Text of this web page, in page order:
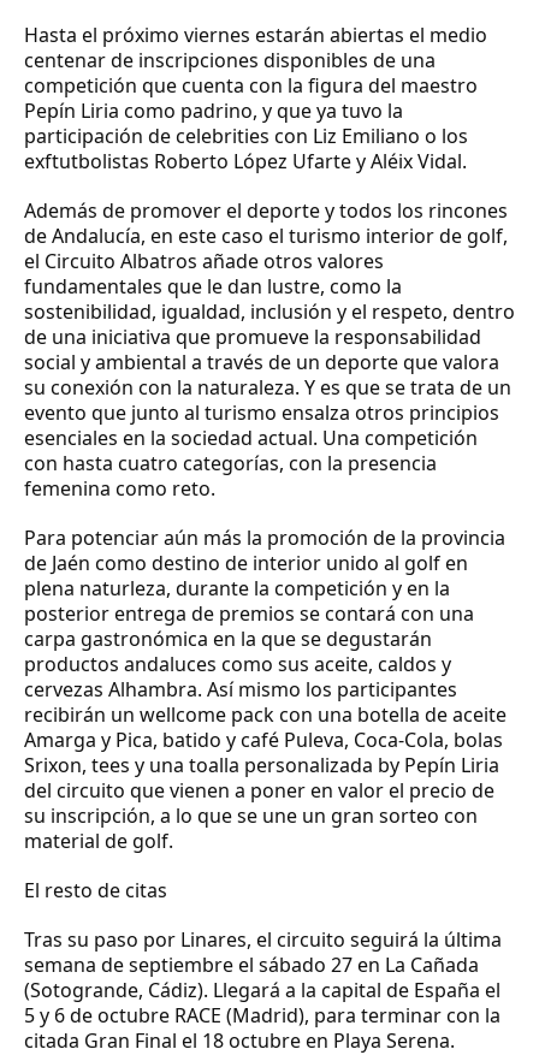
Hasta el próximo viernes estarán abiertas el medio
centenar de inscripciones disponibles de una
competición que cuenta con la figura del maestro
Pepín Liria como padrino, y que ya tuvo la
participación de celebrities con Liz Emiliano o los
exftutbolistas Roberto López Ufarte y Aléix Vidal.
Además de promover el deporte y todos los rincones
de Andalucía, en este caso el turismo interior de golf,
el Circuito Albatros añade otros valores
fundamentales que le dan lustre, como la
sostenibilidad, igualdad, inclusión y el respeto, dentro
de una iniciativa que promueve la responsabilidad
social y ambiental a través de un deporte que valora
su conexión con la naturaleza. Y es que se trata de un
evento que junto al turismo ensalza otros principios
esenciales en la sociedad actual. Una competición
con hasta cuatro categorías, con la presencia
femenina como reto.
Para potenciar aún más la promoción de la provincia
de Jaén como destino de interior unido al golf en
plena naturleza, durante la competición y en la
posterior entrega de premios se contará con una
carpa gastronómica en la que se degustarán
productos andaluces como sus aceite, caldos y
cervezas Alhambra. Así mismo los participantes
recibirán un wellcome pack con una botella de aceite
Amarga y Pica, batido y café Puleva, Coca-Cola, bolas
Srixon, tees y una toalla personalizada by Pepín Liria
del circuito que vienen a poner en valor el precio de
su inscripción, a lo que se une un gran sorteo con
material de golf.
El resto de citas
Tras su paso por Linares, el circuito seguirá la última
semana de septiembre el sábado 27 en La Cañada
(Sotogrande, Cádiz). Llegará a la capital de España el
5 y 6 de octubre RACE (Madrid), para terminar con la
citada Gran Final el 18 octubre en Playa Serena.